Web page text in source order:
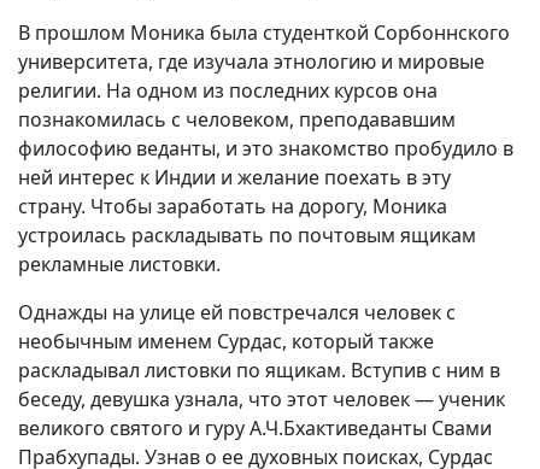
В прошлом Моника была студенткой Сорбоннского
университета, где изучала этнологию и мировые
религии. На одном из последних курсов она
познакомилась с человеком, преподававшим
философию веданты, и это знакомство пробудило в
ней интерес к Индии и желание поехать в эту
страну. Чтобы заработать на дорогу, Моника
устроилась раскладывать по почтовым ящикам
рекламные листовки.
Однажды на улице ей повстречался человек с
необычным именем Сурдас, который также
раскладывал листовки по ящикам. Вступив с ним в
беседу, девушка узнала, что этот человек — ученик
великого святого и гуру А.Ч.Бхактиведанты Свами
Прабхупады. Узнав о ее духовных поисках, Сурдас